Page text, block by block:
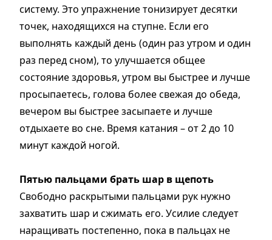
систему. Это упражнение тонизирует десятки
точек, находящихся на ступне. Если его
выполнять каждый день (один раз утром и один
раз перед сном), то улучшается общее
состояние здоровья, утром вы быстрее и лучше
просыпаетесь, голова более свежая до обеда,
вечером вы быстрее засыпаете и лучше
отдыхаете во сне. Время катания – от 2 до 10
минут каждой ногой.
Пятью пальцами брать шар в щепоть
Свободно раскрытыми пальцами рук нужно
захватить шар и сжимать его. Усилие следует
наращивать постепенно, пока в пальцах не